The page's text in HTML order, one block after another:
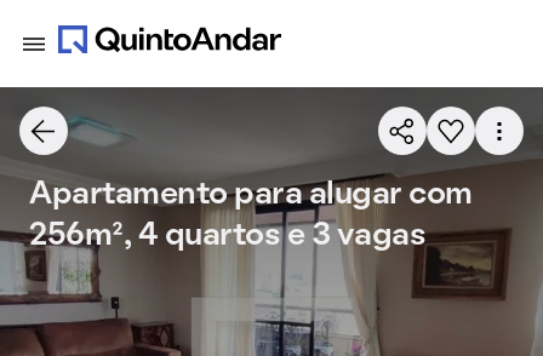
Apartamento para alugar com
256m², 4 quartos e 3 vagas